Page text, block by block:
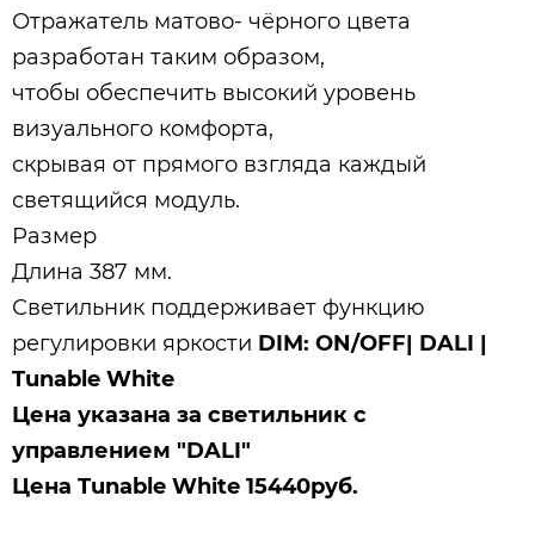
Отражатель матово- чёрного цвета
разработан таким образом,
чтобы обеспечить высокий уровень
визуального комфорта,
скрывая от прямого взгляда каждый
светящийся модуль.
Размер
Длина 387 мм.
Светильник поддерживает функцию
регулировки яркости DIM: ON/OFF| DALI |
Tunable White
Цена указана за светильник с
управлением "DALI"
Цена Tunable White 15440руб.